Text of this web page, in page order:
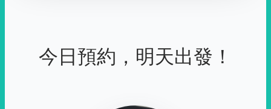
今日預約，明天出發！